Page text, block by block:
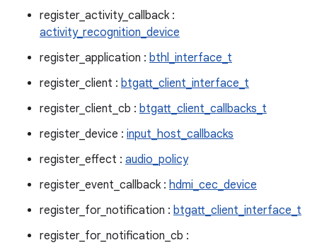
register_activity_callback :
activity_recognition_device
register_application : bthl_interface_t
register_client : btgatt_client_interface_t
register_client_cb : btgatt_client_callbacks_t
register_device : input_host_callbacks
register_effect : audio_policy
register_event_callback : hdmi_cec_device
register_for_notification : btgatt_client_interface_t
register_for_notification_cb :